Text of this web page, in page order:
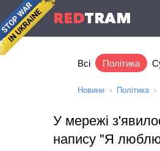
REDTRAM
Всі Політика
Новини Політика
У мережі
напису "Я